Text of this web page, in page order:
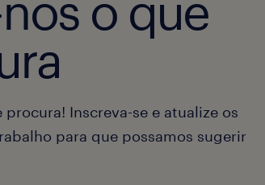
procura! Inscreva-se e atualize os
para que possamos sugerir